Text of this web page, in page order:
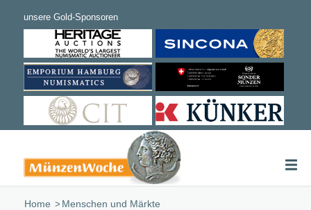
Home /Menschen und Märkte